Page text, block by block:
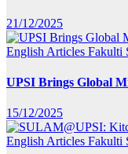
21/12/2025
English Articles Fakulti
UPSI Brings Global
15/12/2025
English Articles Fakulti